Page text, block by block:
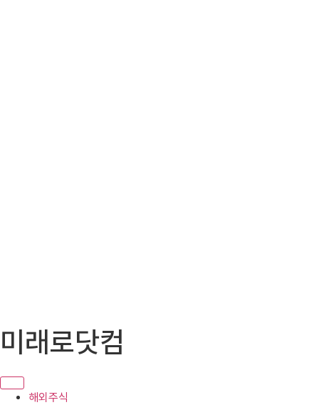
텐
로
미래로닷컴
해외주식